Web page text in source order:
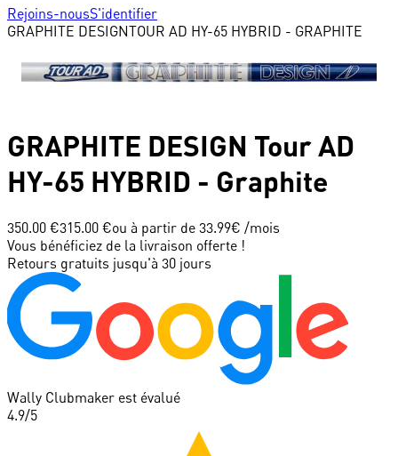
Rejoins-nousS'identifier
GRAPHITE DESIGNTOUR AD HY-65 HYBRID - GRAPHITE
GRAPHITE DESIGN Tour AD
HY-65 HYBRID - Graphite
350.00 €315.00 €ou à partir de 33.99€ /mois
Vous bénéficiez de la livraison offerte !
Retours gratuits jusqu'à 30 jours
Wally Clubmaker est évalué
4.9/5